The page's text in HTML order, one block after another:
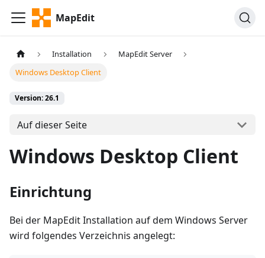
MapEdit
Installation
MapEdit Server
Windows Desktop Client
Version: 26.1
Auf dieser Seite
Windows Desktop Client
Einrichtung
Bei der MapEdit Installation auf dem Windows Server
wird folgendes Verzeichnis angelegt: